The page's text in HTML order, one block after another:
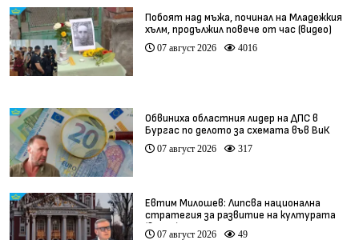
Побоят над мъжа, починал на Младежкия
хълм, продължил повече от час (видео)
07 август 2026 4016
Обвиниха областния лидер на ДПС в
Бургас по делото за схемата във ВиК
07 август 2026 317
Евтим Милошев: Липсва национална
стратегия за развитие на културата
(видео)
07 август 2026 49